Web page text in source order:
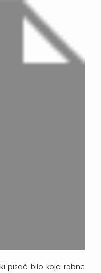
pisač bilo koje robne